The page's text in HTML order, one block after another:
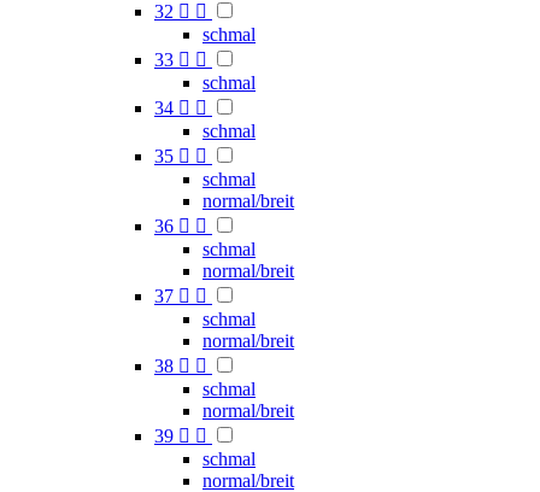
32  
schmal
33  
schmal
34  
schmal
35  
schmal
normal/breit
36  
schmal
normal/breit
37  
schmal
normal/breit
38  
schmal
normal/breit
39  
schmal
normal/breit